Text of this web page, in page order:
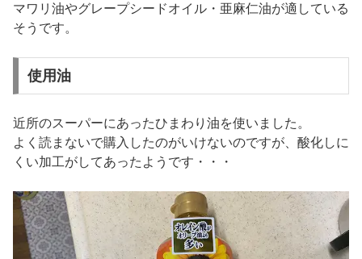
マワリ油やグレープシードオイル・亜麻仁油が適している
そうです。
使用油
近所のスーパーにあったひまわり油を使いました。
よく読まないで購入したのがいけないのですが、酸化しに
くい加工がしてあったようです・・・